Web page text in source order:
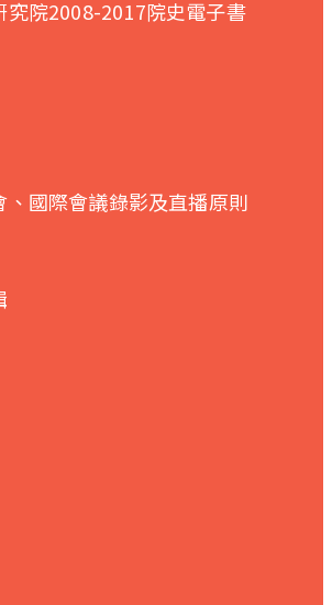
究院2008-2017院史電子書
國際會議錄影及直播原則